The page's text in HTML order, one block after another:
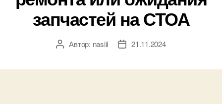
запчастей на СТОА
АвторАвтор: naslil
Дата21.11.2024